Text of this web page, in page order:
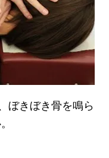
ぼきぼき骨を鳴ら